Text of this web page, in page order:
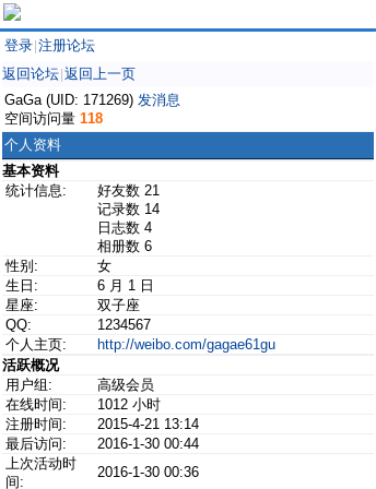
登录 注册论坛
返回论坛 返回上一页
GaGa (UID: 171269) 发消息
空间访问量 118
个人资料
基本资料
统计信息:
好友数 21
记录数 14
日志数 4
相册数 6
性别:
女
生日:
6 月 1 日
星座:
双子座
QQ:
1234567
个人主页:
http://weibo.com/gagae61gu
活跃概况
用户组:
高级会员
在线时间:
1012 小时
注册时间:
2015-4-21 13:14
最后访问:
2016-1-30 00:44
上次活动时
间:
2016-1-30 00:36